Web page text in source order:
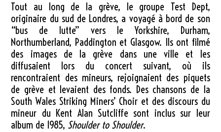
Tout au long de la grève, le groupe Test Dept,
originaire du sud de Londres, a voyagé à bord de son
“bus de lutte” vers le Yorkshire, Durham,
Northumberland, Paddington et Glasgow. Ils ont filmé
des images de la grève dans une ville et les
diffusaient lors du concert suivant, où ils
rencontraient des mineurs, rejoignaient des piquets
de grève et levaient des fonds. Des chansons de la
South Wales Striking Miners’ Choir et des discours du
mineur du Kent Alan Sutcliffe sont inclus sur leur
album de 1985, Shoulder to Shoulder.